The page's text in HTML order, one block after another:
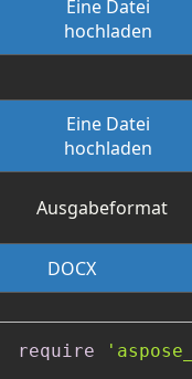
Eine Datei
hochladen
Eine Datei
hochladen
Ausgabeformat
require